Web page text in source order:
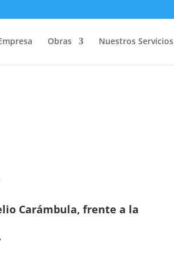
Obras Nuestros Servicios
Carámbula, frente a la